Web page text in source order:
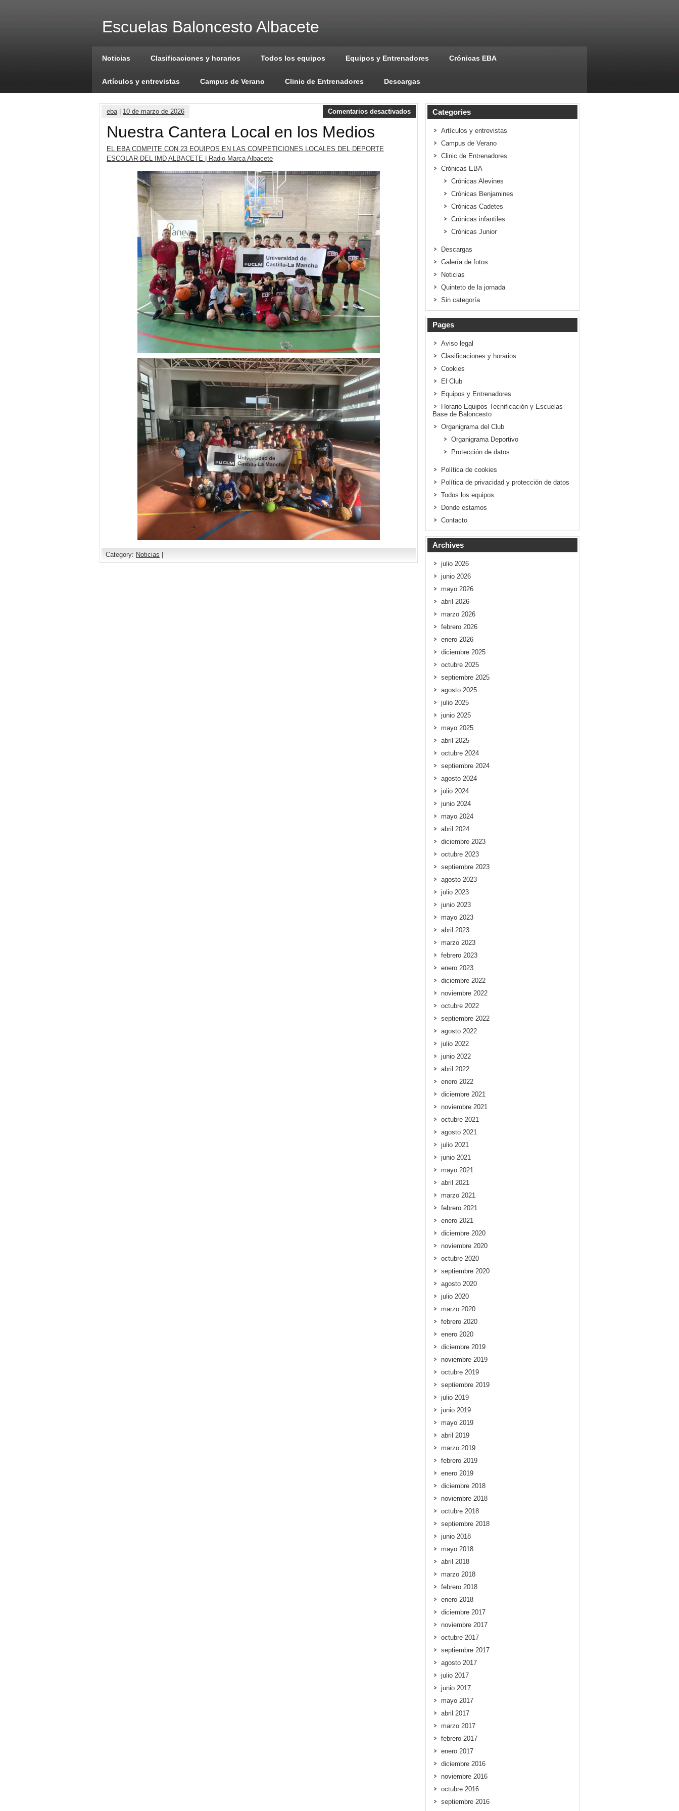
Escuelas Baloncesto Albacete
Noticias Clasificaciones y horarios Todos los equipos Equipos y Entrenadores Crónicas EBA
Artículos y entrevistas Campus de Verano Clinic de Entrenadores Descargas
eba| 10 de marzo de 2026 Comentarios desactivados
Nuestra Cantera Local en los Medios
EL EBA COMPITE CON 23 EQUIPOS EN LAS COMPETICIONES LOCALES DEL DEPORTE
ESCOLAR DEL IMD ALBACETE | Radio Marca Albacete
Category: Noticias
Categories
Artículos y entrevistas
Campus de Verano
Clinic de Entrenadores
Crónicas EBA
Crónicas Alevines
Crónicas Benjamines
Crónicas Cadetes
Crónicas infantiles
Crónicas Junior
Descargas
Galería de fotos
Noticias
Quinteto de la jornada
Sin categoría
Pages
Aviso legal
Clasificaciones y horarios
Cookies
El Club
Equipos y Entrenadores
Horario Equipos Tecnificación y Escuelas
Base de Baloncesto
Organigrama del Club
Organigrama Deportivo
Protección de datos
Política de cookies
Política de privacidad y protección de datos
Todos los equipos
Donde estamos
Contacto
Archives
julio 2026
junio 2026
mayo 2026
abril 2026
marzo 2026
febrero 2026
enero 2026
diciembre 2025
octubre 2025
septiembre 2025
agosto 2025
julio 2025
junio 2025
mayo 2025
abril 2025
octubre 2024
septiembre 2024
agosto 2024
julio 2024
junio 2024
mayo 2024
abril 2024
diciembre 2023
octubre 2023
septiembre 2023
agosto 2023
julio 2023
junio 2023
mayo 2023
abril 2023
marzo 2023
febrero 2023
enero 2023
diciembre 2022
noviembre 2022
octubre 2022
septiembre 2022
agosto 2022
julio 2022
junio 2022
abril 2022
enero 2022
diciembre 2021
noviembre 2021
octubre 2021
agosto 2021
julio 2021
junio 2021
mayo 2021
abril 2021
marzo 2021
febrero 2021
enero 2021
diciembre 2020
noviembre 2020
octubre 2020
septiembre 2020
agosto 2020
julio 2020
marzo 2020
febrero 2020
enero 2020
diciembre 2019
noviembre 2019
octubre 2019
septiembre 2019
julio 2019
junio 2019
mayo 2019
abril 2019
marzo 2019
febrero 2019
enero 2019
diciembre 2018
noviembre 2018
octubre 2018
septiembre 2018
junio 2018
mayo 2018
abril 2018
marzo 2018
febrero 2018
enero 2018
diciembre 2017
noviembre 2017
octubre 2017
septiembre 2017
agosto 2017
julio 2017
junio 2017
mayo 2017
abril 2017
marzo 2017
febrero 2017
enero 2017
diciembre 2016
noviembre 2016
octubre 2016
septiembre 2016